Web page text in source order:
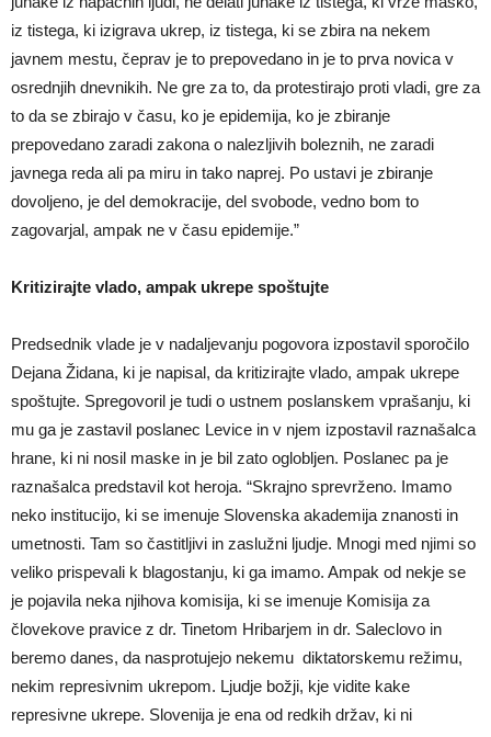
iz tistega, ki izigrava ukrep, iz tistega, ki se zbira na nekem
javnem mestu, čeprav je to prepovedano in je to prva novica v
osrednjih dnevnikih. Ne gre za to, da protestirajo proti vladi, gre za
to da se zbirajo v času, ko je epidemija, ko je zbiranje
prepovedano zaradi zakona o nalezljivih boleznih, ne zaradi
javnega reda ali pa miru in tako naprej. Po ustavi je zbiranje
dovoljeno, je del demokracije, del svobode, vedno bom to
zagovarjal, ampak ne v času epidemije.”
Kritizirajte vlado, ampak ukrepe spoštujte
Predsednik vlade je v nadaljevanju pogovora izpostavil sporočilo
Dejana Židana, ki je napisal, da kritizirajte vlado, ampak ukrepe
spoštujte. Spregovoril je tudi o ustnem poslanskem vprašanju, ki
mu ga je zastavil poslanec Levice in v njem izpostavil raznašalca
hrane, ki ni nosil maske in je bil zato oglobljen. Poslanec pa je
raznašalca predstavil kot heroja. “Skrajno sprevrženo. Imamo
neko institucijo, ki se imenuje Slovenska akademija znanosti in
umetnosti. Tam so častitljivi in zaslužni ljudje. Mnogi med njimi so
veliko prispevali k blagostanju, ki ga imamo. Ampak od nekje se
je pojavila neka njihova komisija, ki se imenuje Komisija za
človekove pravice z dr. Tinetom Hribarjem in dr. Saleclovo in
beremo danes, da nasprotujejo nekemu diktatorskemu režimu,
nekim represivnim ukrepom. Ljudje božji, kje vidite kake
represivne ukrepe. Slovenija je ena od redkih držav, ki ni